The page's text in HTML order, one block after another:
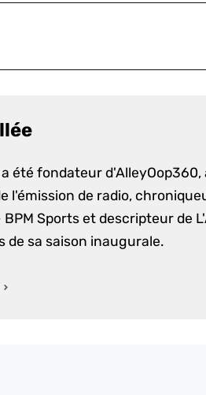
a été fondateur
l'émission de radio,
BPM Sports et descripteur de
de sa saison inaugurale.